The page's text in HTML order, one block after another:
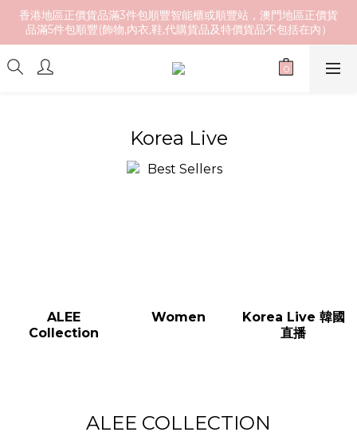
香港地區正價貨品滿3件包順豐智能櫃或順豐站，澳門地區正價貨
品滿5件包順豐(飾物,內衣,鞋,代購貨品及特價貨品不包括在內）
Korea Live
ALEE
Collection
Women
Korea Live 韓國
直播
ALEE COLLECTION